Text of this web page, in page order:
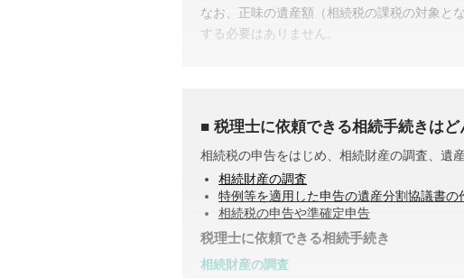
なお、正味の遺産額（相続税の課税の対象と
する必要はありません。
税理士に依頼できる相続手続きはど
相続税の申告をはじめ、相続財産の調査、遺
相続財産の調査
特例等を適用した申告の遺産分割協議書の
相続税の申告や準確定申告
税理士に依頼できる相続手続き
相続財産の調査